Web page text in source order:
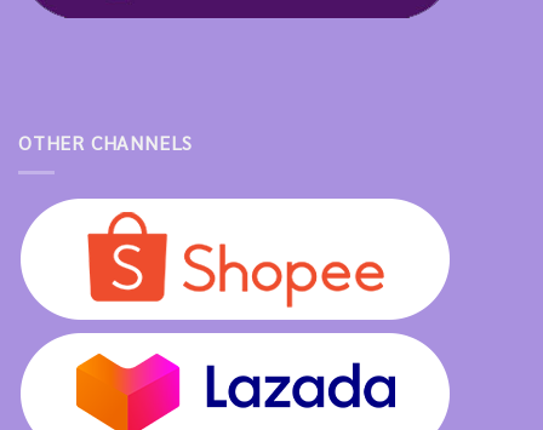
OTHER CHANNELS